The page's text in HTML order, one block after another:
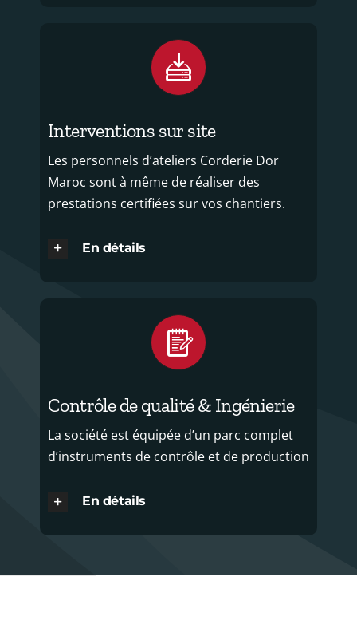
Interventions sur site
Les personnels d’ateliers Corderie Dor
Maroc sont à même de réaliser des
prestations certifiées sur vos chantiers.
En détails
Contrôle de qualité & Ingénierie
La société est équipée d’un parc complet
d’instruments de contrôle et de production
En détails